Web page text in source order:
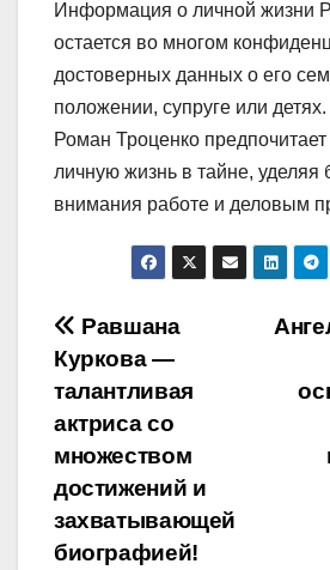
Информация о личной жизни
остается во многом
достоверных данных о его
положении, супруге или
Роман Троценко предпочитает
личную жизнь в тайне, уделяя
внимания работе и деловым
Навигация
по
записям
Равшана
Куркова —
талантливая
актриса со
множеством
достижений и
захватывающей
биографией!